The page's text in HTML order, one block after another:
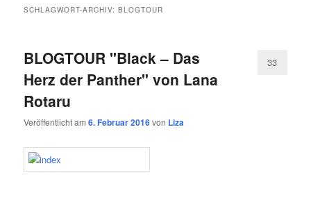
SCHLAGWORT-ARCHIV:BLOGTOUR
BLOGTOUR "Black – Das
Herz der Panther" von Lana
Rotaru
Veröffentlicht am6. Februar 2016von Liza
33